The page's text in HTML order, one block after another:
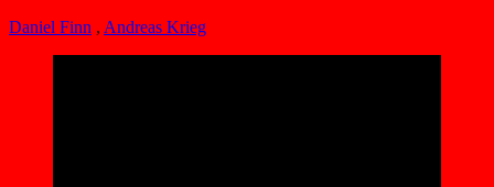
Daniel Finn , Andreas Krieg